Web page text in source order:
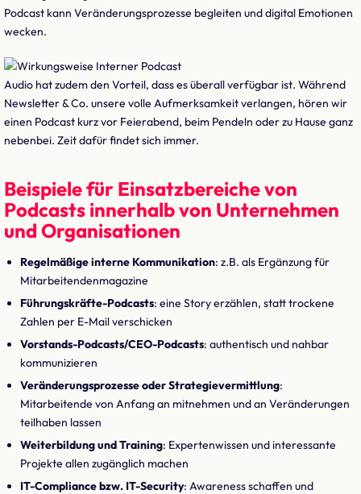
Podcast kann Veränderungsprozesse begleiten und digital Emotionen
wecken.
Audio hat zudem den Vorteil, dass es überall verfügbar ist. Während
Newsletter & Co. unsere volle Aufmerksamkeit verlangen, hören wir
einen Podcast kurz vor Feierabend, beim Pendeln oder zu Hause ganz
nebenbei. Zeit dafür findet sich immer.
Beispiele für Einsatzbereiche von
Podcasts innerhalb von Unternehmen
und Organisationen
Regelmäßige interne Kommunikation: z.B. als Ergänzung für
Mitarbeitendenmagazine
Führungskräfte-Podcasts: eine Story erzählen, statt trockene
Zahlen per E-Mail verschicken
Vorstands-Podcasts/CEO-Podcasts: authentisch und nahbar
kommunizieren
Veränderungsprozesse oder Strategievermittlung:
Mitarbeitende von Anfang an mitnehmen und an Veränderungen
teilhaben lassen
Weiterbildung und Training: Expertenwissen und interessante
Projekte allen zugänglich machen
IT-Compliance bzw. IT-Security: Awareness schaffen und